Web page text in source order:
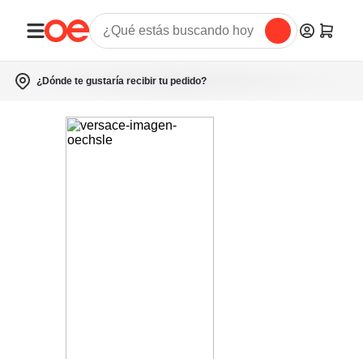
¿Dónde te gustaría recibir tu pedido?